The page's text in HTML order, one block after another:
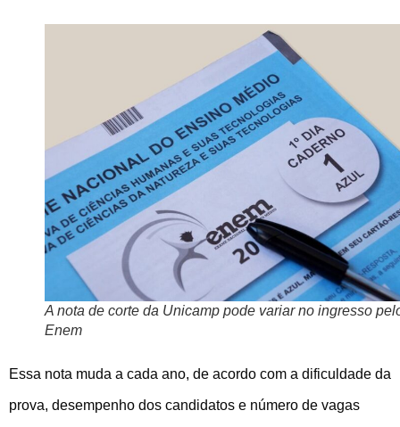
A nota de corte da Unicamp pode variar no ingresso
Enem
Essa nota muda a cada ano, de acordo com a dificuldade da
prova, desempenho dos candidatos e número de vagas